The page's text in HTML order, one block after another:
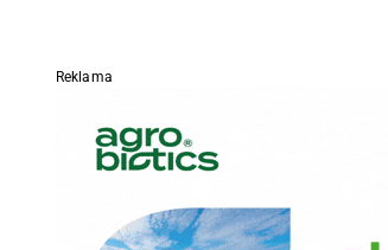
Reklama